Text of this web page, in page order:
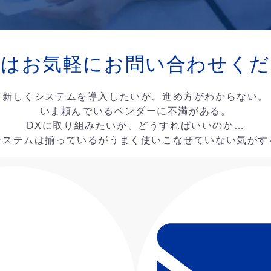
お気軽に お問い合わせく
新しくシステムを導入したいが、進め方がわからない。
いま頼んでいるベンダーに不満がある。
DXに取り組みたいが、どうすればいいのか…
ステムは揃っているがうまく使いこなせていない気がす